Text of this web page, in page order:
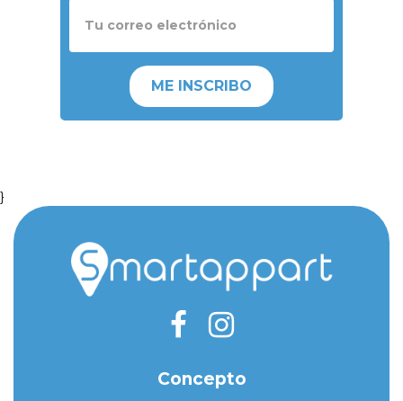
ME INSCRIBO
}
Concepto